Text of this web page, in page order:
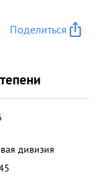
Поделиться
дивизия